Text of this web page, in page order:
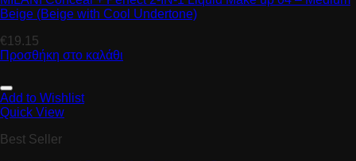
Beige (Beige with Cool Undertone)
€19.15
Προσθήκη στο καλάθι
Add to Wishlist
Quick View
Best Seller